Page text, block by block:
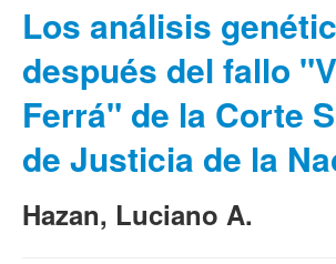
Los análisis
después del fallo
Ferrá" de la Corte
de Justicia de la
Hazan, Luciano A.